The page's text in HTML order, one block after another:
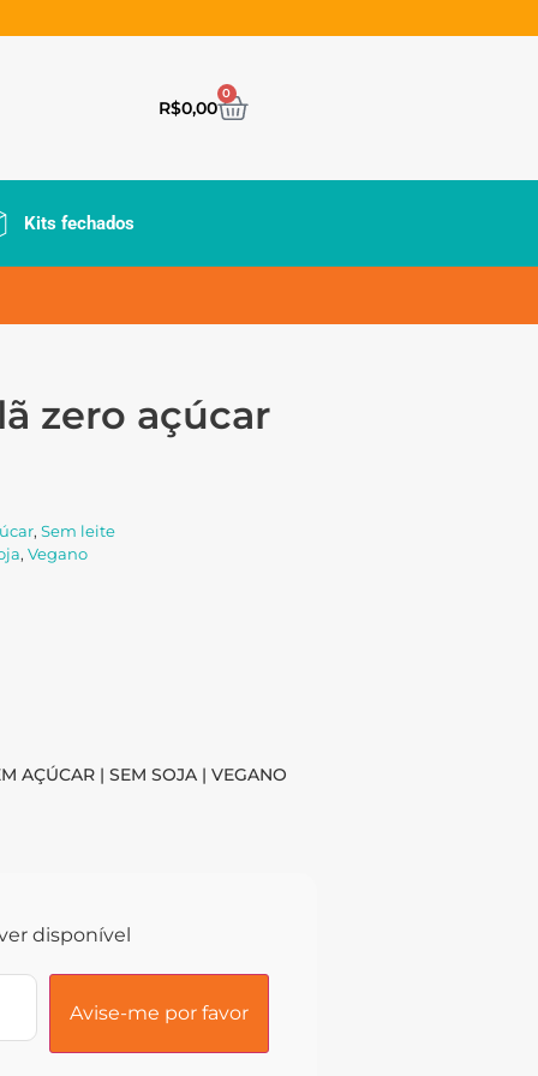
R$0,00
0
Kits fechados
zero açúcar
, Sem leite
, Vegano
AÇÚCAR | SEM SOJA | VEGANO
disponível